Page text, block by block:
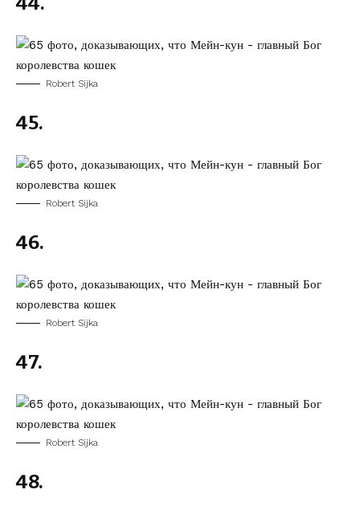
Robert Sijka
45.
Robert Sijka
46.
Robert Sijka
47.
Robert Sijka
48.